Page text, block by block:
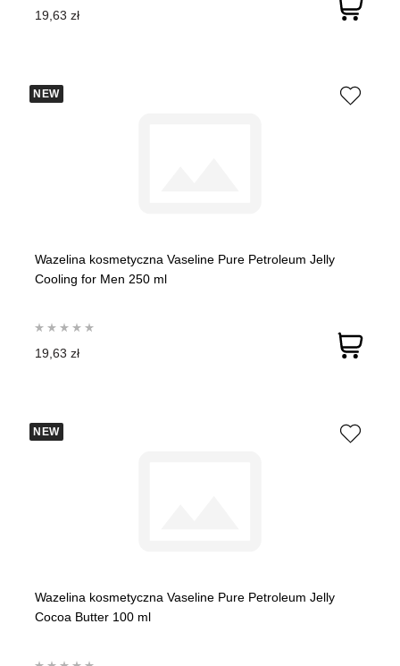
19,63 zł
NEW
Wazelina kosmetyczna Vaseline Pure Petroleum Jelly
Cooling for Men 250 ml
19,63 zł
NEW
Wazelina kosmetyczna Vaseline Pure Petroleum Jelly
Cocoa Butter 100 ml